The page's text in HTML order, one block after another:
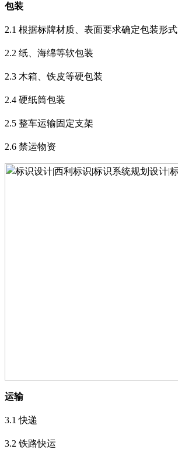
包装
2.1 根据标牌材质、表面要求确定包装形式
2.2 纸、海绵等软包装
2.3 木箱、铁皮等硬包装
2.4 硬纸筒包装
2.5 整车运输固定支架
2.6 禁运物资
运输
3.1快递
3.2 铁路快运